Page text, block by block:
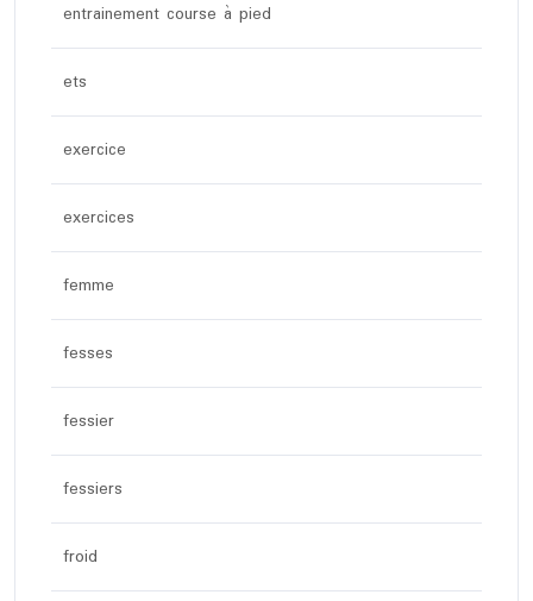
entrainement course à pied
ets
exercice
exercices
femme
fesses
fessier
fessiers
froid